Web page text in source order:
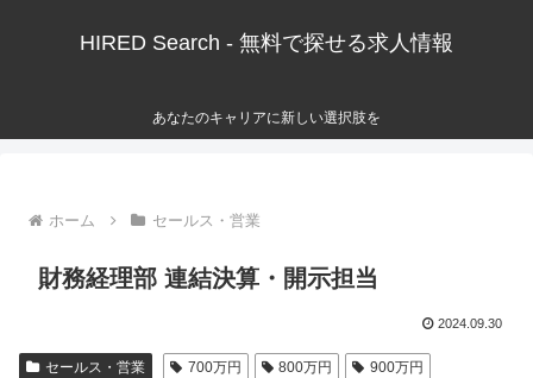
HIRED Search - 無料で探せる求人情報
あなたのキャリアに新しい選択肢を
ホーム セールス・営業
財務経理部 連結決算・開示担当
2024.09.30
セールス・営業 700万円 800万円
900万円